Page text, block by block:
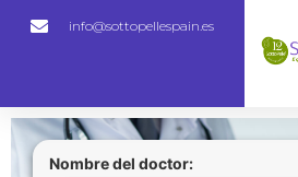
info@sottopellespain.es
Nombre del doctor: